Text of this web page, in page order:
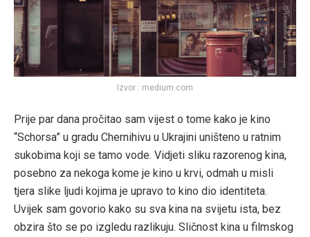
Izvor : medium.com
Prije par dana pročitao sam vijest o tome kako je kino
“Schorsa” u gradu Chernihivu u Ukrajini uništeno u ratnim
sukobima koji se tamo vode. Vidjeti sliku razorenog kina,
posebno za nekoga kome je kino u krvi, odmah u misli
tjera slike ljudi kojima je upravo to kino dio identiteta.
Uvijek sam govorio kako su sva kina na svijetu ista, bez
obzira što se po izgledu razlikuju. Sličnost kina u filmskog